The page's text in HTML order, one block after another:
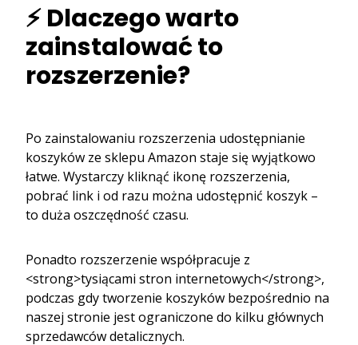
⚡ Dlaczego warto
zainstalować to
rozszerzenie?
Po zainstalowaniu rozszerzenia udostępnianie
koszyków ze sklepu Amazon staje się wyjątkowo
łatwe. Wystarczy kliknąć ikonę rozszerzenia,
pobrać link i od razu można udostępnić koszyk –
to duża oszczędność czasu.
Ponadto rozszerzenie współpracuje z
<strong>tysiącami stron internetowych</strong>,
podczas gdy tworzenie koszyków bezpośrednio na
naszej stronie jest ograniczone do kilku głównych
sprzedawców detalicznych.